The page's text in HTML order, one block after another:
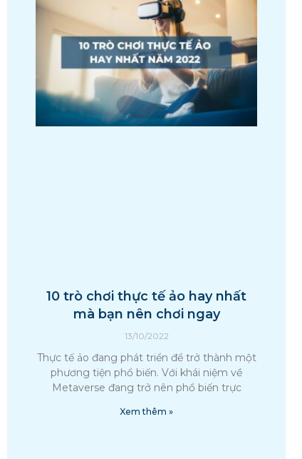
10 trò chơi thực tế ảo hay nhất
mà bạn nên chơi ngay
13/10/2022
Thực tế ảo đang phát triển để trở thành một
phương tiện phổ biến. Với khái niệm về
Metaverse đang trở nên phổ biến trực
Xem thêm »